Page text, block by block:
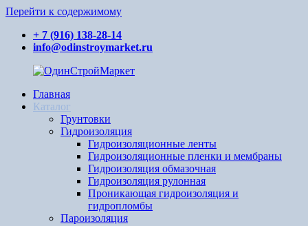
Перейти к содержимому
+ 7 (916) 138-28-14
info@odinstroymarket.ru
ОдинСтройМаркет
Ваш
поставщик
стройматериалов
Главная
Каталог
Грунтовки
Гидроизоляция
Гидроизоляционные ленты
Гидроизоляционные пленки и мембраны
Гидроизоляция обмазочная
Гидроизоляция рулонная
Проникающая гидроизоляция и
гидропломбы
Пароизоляция